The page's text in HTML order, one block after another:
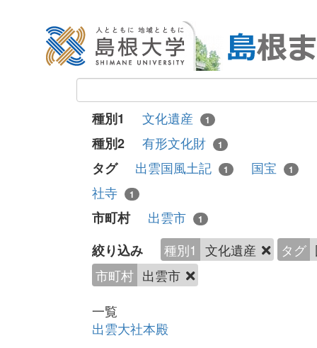
種別1 文化遺産 1
種別2 有形文化財 1
タグ 出雲国風土記 1 国宝 1
社寺
1
市町村 出雲市 1
絞り込み 種別1 文化遺産 タグ
市町村 出雲市
一覧
出雲大社本殿